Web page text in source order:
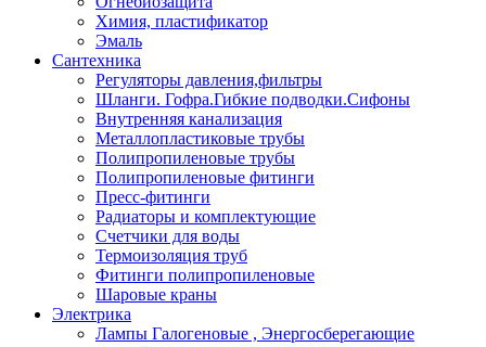
Химия, пластификатор
Эмаль
Сантехника
Регуляторы давления,фильтры
Шланги. Гофра.Гибкие подводки.Сифоны
Внутренняя канализация
Металлопластиковые трубы
Полипропиленовые трубы
Полипропиленовые фитинги
Пресс-фитинги
Радиаторы и комплектующие
Счетчики для воды
Термоизоляция труб
Фитинги полипропиленовые
Шаровые краны
Электрика
Лампы Галогеновые , Энергосберегающие